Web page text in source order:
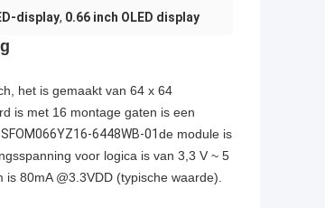
display, 0.66 inch OLED display
het is gemaakt van 64 x 64
is met 16 montage gaten is een
SFOM066YZ16-6448WB-01de module is
voor logica is van 3,3 V ~ 5
80mA @3.3VDD (typische waarde).